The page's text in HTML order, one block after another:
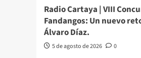
Radio Cartaya | VIII
Fandangos: Un nuevo
Álvaro Díaz.
5 de agosto de 2026 0